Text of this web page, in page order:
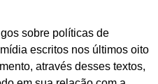
sobre políticas de
escritos nos últimos oito
através desses textos,